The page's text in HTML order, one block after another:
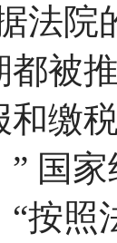
法
都被
和缴
” 国
“按照